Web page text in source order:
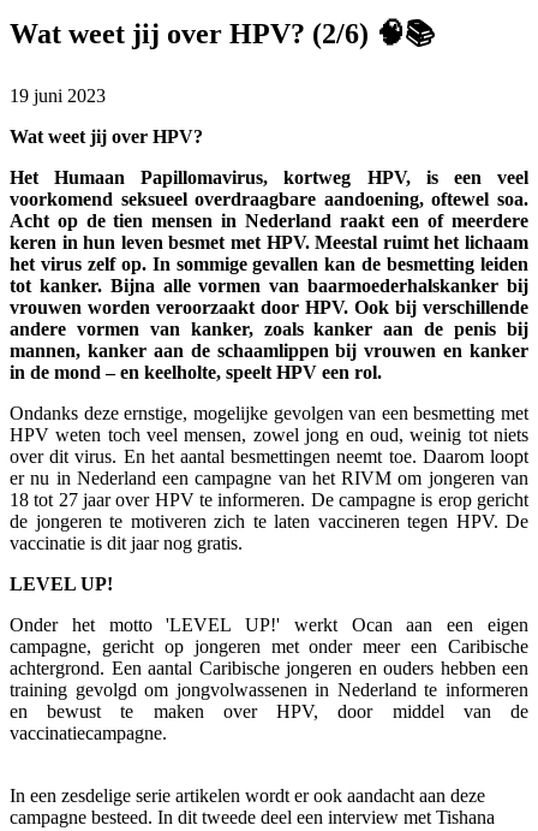
Wat weet jij over HPV? (2/6) 🧠📚
19 juni 2023
Wat weet jij over HPV?
Het Humaan Papillomavirus, kortweg HPV, is een veel
voorkomend seksueel overdraagbare aandoening, oftewel soa.
Acht op de tien mensen in Nederland raakt een of meerdere
keren in hun leven besmet met HPV. Meestal ruimt het lichaam
het virus zelf op. In sommige gevallen kan de besmetting leiden
tot kanker. Bijna alle vormen van baarmoederhalskanker bij
vrouwen worden veroorzaakt door HPV. Ook bij verschillende
andere vormen van kanker, zoals kanker aan de penis bij
mannen, kanker aan de schaamlippen bij vrouwen en kanker
in de mond – en keelholte, speelt HPV een rol.
Ondanks deze ernstige, mogelijke gevolgen van een besmetting met
HPV weten toch veel mensen, zowel jong en oud, weinig tot niets
over dit virus. En het aantal besmettingen neemt toe. Daarom loopt
er nu in Nederland een campagne van het RIVM om jongeren van
18 tot 27 jaar over HPV te informeren. De campagne is erop gericht
de jongeren te motiveren zich te laten vaccineren tegen HPV. De
vaccinatie is dit jaar nog gratis.
LEVEL UP!
Onder het motto 'LEVEL UP!' werkt Ocan aan een eigen
campagne, gericht op jongeren met onder meer een Caribische
achtergrond. Een aantal Caribische jongeren en ouders hebben een
training gevolgd om jongvolwassenen in Nederland te informeren
en bewust te maken over HPV, door middel van de
vaccinatiecampagne.
In een zesdelige serie artikelen wordt er ook aandacht aan deze
campagne besteed. In dit tweede deel een interview met Tishana